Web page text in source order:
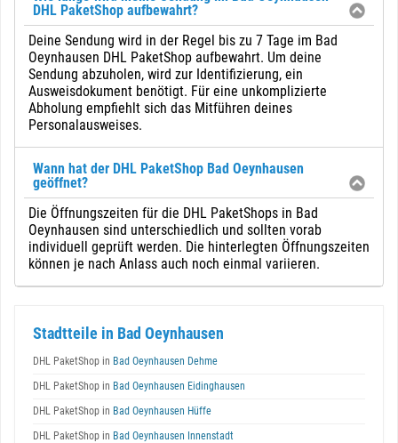
DHL PaketShop aufbewahrt?
Deine Sendung wird in der Regel bis zu 7 Tage im Bad
Oeynhausen DHL PaketShop aufbewahrt. Um deine
Sendung abzuholen, wird zur Identifizierung, ein
Ausweisdokument benötigt. Für eine unkomplizierte
Abholung empfiehlt sich das Mitführen deines
Personalausweises.
Wann hat der DHL PaketShop Bad Oeynhausen
geöffnet?
Die Öffnungszeiten für die DHL PaketShops in Bad
Oeynhausen sind unterschiedlich und sollten vorab
individuell geprüft werden. Die hinterlegten Öffnungszeiten
können je nach Anlass auch noch einmal variieren.
Stadtteile in Bad Oeynhausen
DHL PaketShop in Bad Oeynhausen Dehme
DHL PaketShop in Bad Oeynhausen Eidinghausen
DHL PaketShop in Bad Oeynhausen Hüffe
DHL PaketShop in Bad Oeynhausen Innenstadt